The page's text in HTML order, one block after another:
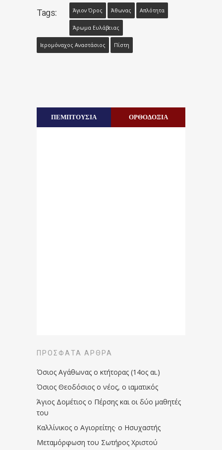
Tags: Άγιον Όρος Άθωνας Απλότητα
Άρωμα Ευλάβειας
Ιερομόναχος Αναστάσιος Πίστη
ΠΕΜΠΤΟΥΣΙΑ ΟΡΘΟΔΟΞΙΑ
ΠΡΌΣΦΑΤΑ ΆΡΘΡΑ
Όσιος Αγάθωνας ο κτήτορας (14ος αι.)
Όσιος Θεοδόσιος ο νέος, ο ιαματικός
Άγιος Δομέτιος ο Πέρσης και οι δύο μαθητές
του
Καλλίνικος ο Αγιορείτης · ο Ησυχαστής
Μεταμόρφωση του Σωτήρος Χριστού